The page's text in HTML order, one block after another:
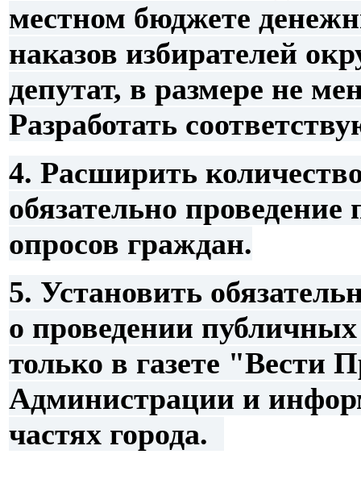
местном бюджете
наказов избирателей
депутат, в размере не
Разработать
4. Расширить
обязательно
опросов граждан.
5. Установить
о проведении
только в газете "Вести
Администрации и
частях города.